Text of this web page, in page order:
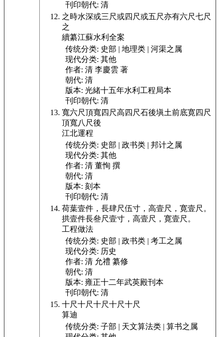
刊印朝代: 清
之時水深或三尺或四尺或五尺亦有六尺七尺
之
續纂江蘇水利全案
传统分类: 史部 | 地理类 | 河渠之属
现代分类: 其他
作者: 清 李慶雲 著
朝代: 清
版本: 光緒十五年水利工程局本
刊印朝代: 清
寬六尺頂寬四尺高四尺石後塡土前底寛四尺
頂寬八尺後
江北運程
传统分类: 史部 | 政书类 | 邦计之属
现代分类: 其他
作者: 清 董恂 撰
朝代: 清
版本: 刻本
刊印朝代: 清
荷葉壹件，長肆尺伍寸，高壹尺，寛壹尺。
拱壹件長叄尺壹寸，高壹尺，寛壹尺。
工程做法
传统分类: 史部 | 政书类 | 考工之属
现代分类: 历史
作者: 清 允禮 纂修
朝代: 清
版本: 雍正十二年武英殿刊本
刊印朝代: 清
十尺十尺十尺十尺十尺
算迪
传统分类: 子部 | 天文算法类 | 算书之属